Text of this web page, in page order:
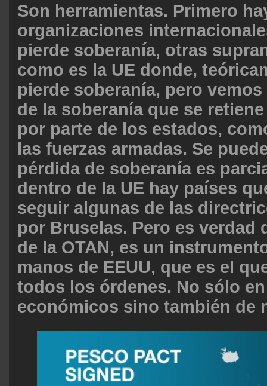
Son herramientas. Primero
organizaciones
pierde soberanía, otras
como es la UE donde,
pierde soberanía, pero
de la soberanía que se
por parte de los estados,
las fuerzas armadas. Se
pérdida de soberanía es
dentro de la UE hay países
seguir algunas de las
por Bruselas. Pero es verdad
de la OTAN, es un
manos de EEUU, que es el
todos los órdenes. No sólo
económicos sino también de